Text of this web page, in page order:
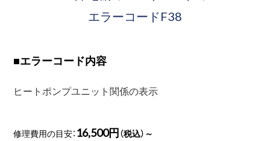
エラーコードF38
■エラーコード内容
ヒートポンプユニット関係の表示
修理費用の目安： 16,500円（税込）～